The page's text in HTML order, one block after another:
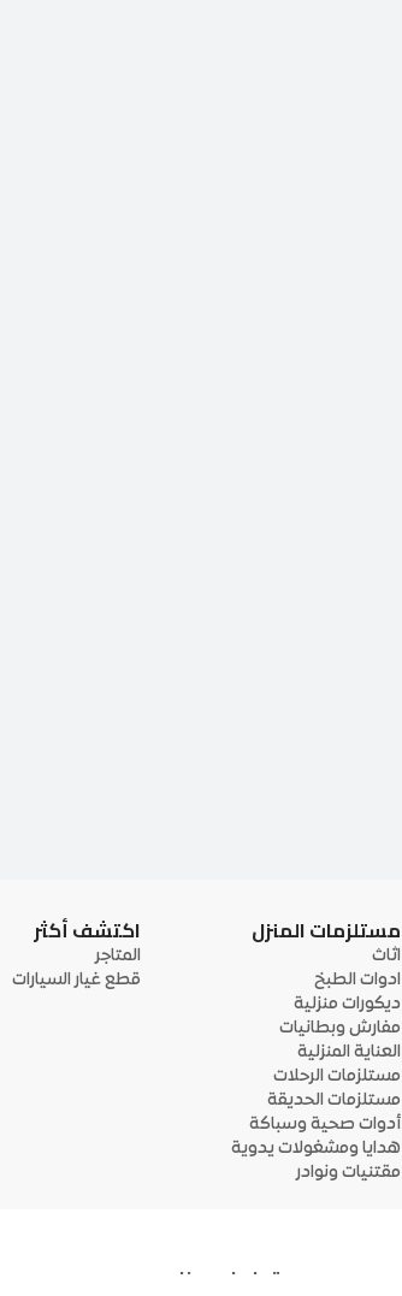
مستلزمات المنزل
اثاث
ادوات الطبخ
ديكورات منزلية
مفارش وبطانيات
العناية المنزلية
مستلزمات الرحلات
مستلزمات الحديقة
أدوات صحية وسباكة
هدايا ومشغولات يدوية
مقتنيات ونوادر
اكتشف أكثر
المتاجر
قطع غيار السيارات
تواصل معنا